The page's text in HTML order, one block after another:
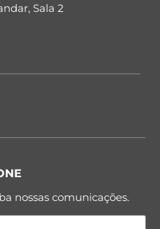
Sala 2
nossas comunicações.